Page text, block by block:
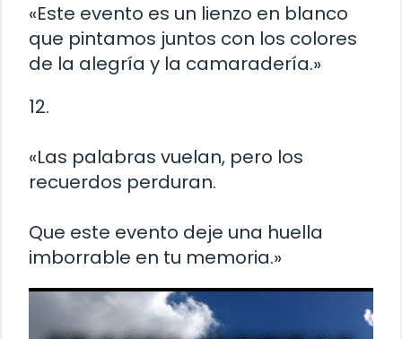
«Este evento es un lienzo en blanco
que pintamos juntos con los colores
de la alegría y la camaradería.»
12.
«Las palabras vuelan, pero los
recuerdos perduran.
Que este evento deje una huella
imborrable en tu memoria.»